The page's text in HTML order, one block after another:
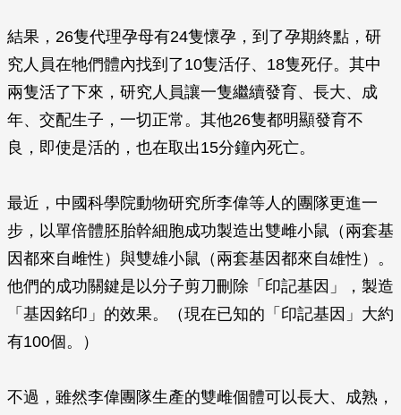
結果，26隻代理孕母有24隻懷孕，到了孕期終點，研
究人員在牠們體內找到了10隻活仔、18隻死仔。其中
兩隻活了下來，研究人員讓一隻繼續發育、長大、成
年、交配生子，一切正常。其他26隻都明顯發育不
良，即使是活的，也在取出15分鐘內死亡。
最近，中國科學院動物研究所李偉等人的團隊更進一
步，以單倍體胚胎幹細胞成功製造出雙雌小鼠（兩套基
因都來自雌性）與雙雄小鼠（兩套基因都來自雄性）。
他們的成功關鍵是以分子剪刀刪除「印記基因」，製造
「基因銘印」的效果。（現在已知的「印記基因」大約
有100個。）
不過，雖然李偉團隊生產的雙雌個體可以長大、成熟，